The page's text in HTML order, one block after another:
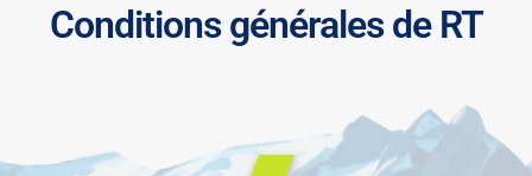
Conditions générales de RT